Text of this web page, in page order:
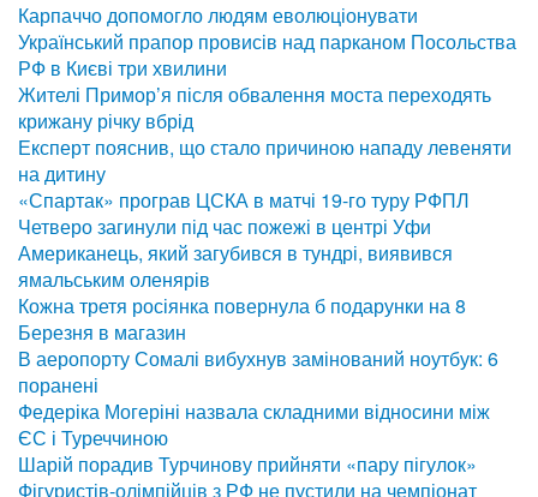
Карпаччо допомогло людям еволюціонувати
Український прапор провисів над парканом Посольства
РФ в Києві три хвилини
Жителі Примор’я після обвалення моста переходять
крижану річку вбрід
Експерт пояснив, що стало причиною нападу левеняти
на дитину
«Спартак» програв ЦСКА в матчі 19-го туру РФПЛ
Четверо загинули під час пожежі в центрі Уфи
Американець, який загубився в тундрі, виявився
ямальським оленярів
Кожна третя росіянка повернула б подарунки на 8
Березня в магазин
В аеропорту Сомалі вибухнув замінований ноутбук: 6
поранені
Федеріка Могеріні назвала складними відносини між
ЄС і Туреччиною
Шарій порадив Турчинову прийняти «пару пігулок»
Фігуристів-олімпійців з РФ не пустили на чемпіонат